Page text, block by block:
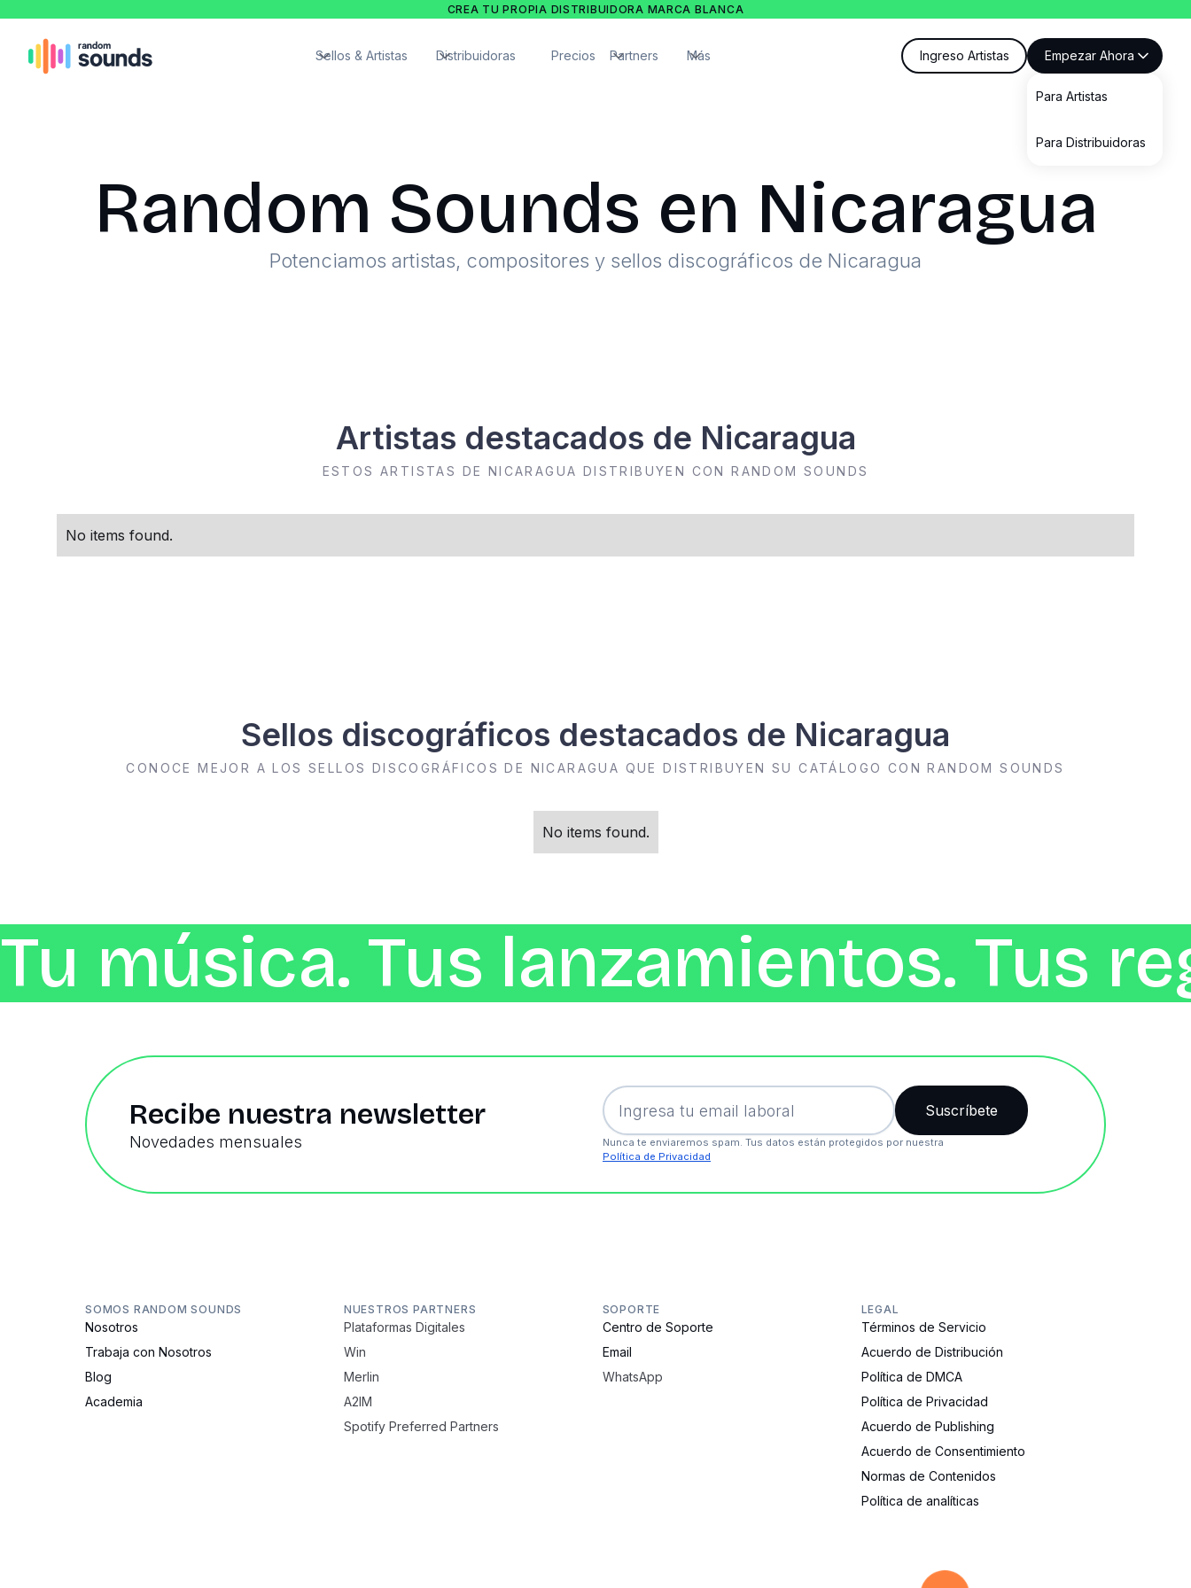
CREA TU PROPIA DISTRIBUIDORA MARCA BLANCA
Sellos & Artistas Distribuidoras Precios Partners Más Ingreso Artistas Empezar Ahora
Para Artistas
Para Distribuidoras
Random Sounds en Nicaragua
Potenciamos artistas, compositores y sellos discográficos de Nicaragua
Artistas destacados de Nicaragua
ESTOS ARTISTAS DE NICARAGUA DISTRIBUYEN CON RANDOM SOUNDS
No items found.
Sellos discográficos destacados de Nicaragua
CONOCE MEJOR A LOS SELLOS DISCOGRÁFICOS DE NICARAGUA QUE DISTRIBUYEN SU CATÁLOGO CON RANDOM SOUNDS
No items found.
Tu música. Tus lanzamientos. Tus
Recibe nuestra newsletter
Novedades mensuales
Nunca te enviaremos spam. Tus datos están protegidos por nuestra
Política de Privacidad
SOMOS RANDOM SOUNDS
Nosotros
Trabaja con Nosotros
Blog
Academia
NUESTROS PARTNERS
Plataformas Digitales
Win
Merlin
A2IM
Spotify Preferred Partners
SOPORTE
Centro de Soporte
Email
WhatsApp
LEGAL
Términos de Servicio
Acuerdo de Distribución
Política de DMCA
Política de Privacidad
Acuerdo de Publishing
Acuerdo de Consentimiento
Normas de Contenidos
Política de analíticas